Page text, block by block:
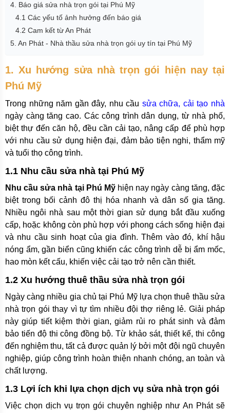
4. Báo giá sửa nhà trọn gói tại Phú Mỹ
4.1 Các yếu tố ảnh hưởng đến báo giá
4.2 Cam kết từ An Phát
5. An Phát - Nhà thầu sửa nhà trọn gói uy tín tại Phú Mỹ
1. Xu hướng sửa nhà trọn gói hiện nay tại
Phú Mỹ
Trong những năm gần đây, nhu cầu sửa chữa, cải tạo nhà
ngày càng tăng cao. Các công trình dân dụng, từ nhà phố,
biệt thự đến căn hộ, đều cần cải tạo, nâng cấp để phù hợp
với nhu cầu sử dụng hiện đại, đảm bảo tiện nghi, thẩm mỹ
và tuổi thọ công trình.
1.1 Nhu cầu sửa nhà tại Phú Mỹ
Nhu cầu sửa nhà tại Phú Mỹ hiện nay ngày càng tăng, đặc
biệt trong bối cảnh đô thị hóa nhanh và dân số gia tăng.
Nhiều ngôi nhà sau một thời gian sử dụng bắt đầu xuống
cấp, hoặc không còn phù hợp với phong cách sống hiện đại
và nhu cầu sinh hoạt của gia đình. Thêm vào đó, khí hậu
nóng ẩm, gần biển cũng khiến các công trình dễ bị ẩm mốc,
hao mòn kết cấu, khiến việc cải tạo trở nên cần thiết.
1.2 Xu hướng thuê thầu sửa nhà trọn gói
Ngày càng nhiều gia chủ tại Phú Mỹ lựa chọn thuê thầu sửa
nhà trọn gói thay vì tự tìm nhiều đội thợ riêng lẻ. Giải pháp
này giúp tiết kiệm thời gian, giảm rủi ro phát sinh và đảm
bảo tiến độ thi công đồng bộ. Từ khảo sát, thiết kế, thi công
đến nghiệm thu, tất cả được quản lý bởi một đội ngũ chuyên
nghiệp, giúp công trình hoàn thiện nhanh chóng, an toàn và
chất lượng.
1.3 Lợi ích khi lựa chọn dịch vụ sửa nhà trọn gói
Việc chọn dịch vụ trọn gói chuyên nghiệp như An Phát sẽ